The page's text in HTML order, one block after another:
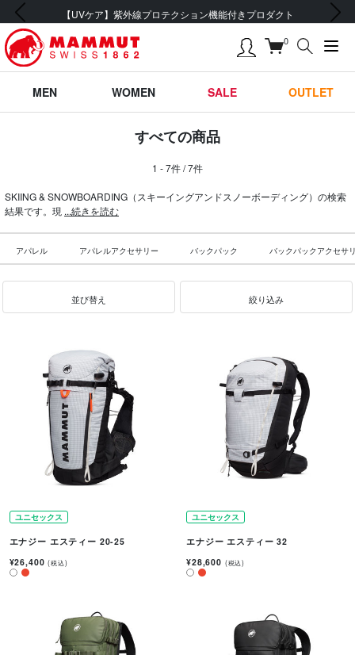
【UVケア】紫外線プロテクション機能付きプロダクト
前の画像 次の画像
0
MEN WOMEN SALE OUTLET
すべての商品
1 - 7件 / 7件
SKIING & SNOWBOARDING（スキーイングアンドスノーボーディング）の検索
結果です。現 ...続きを読む
アパレル アパレルアクセサリー バックパック バックパックアクセサ
並び替え 絞り込み
ユニセックス
エナジー エスティー 20-25
¥26,400(税込)
ユニセックス
エナジー エスティー 32
¥28,600 (税込)